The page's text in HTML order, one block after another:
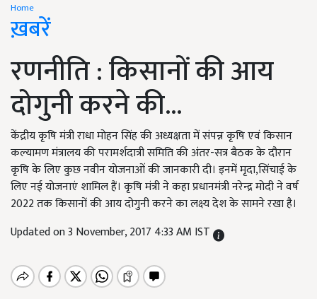
Home
ख़बरें
रणनीति : किसानों की आय
दोगुनी करने की...
केंद्रीय कृषि मंत्री राधा मोहन सिंह की अध्यक्षता में संपन्न कृषि एवं किसान
कल्यामण मंत्रालय की परामर्शदात्री समिति की अंतर-सत्र बैठक के दौरान
कृषि के लिए कुछ नवीन योजनाओं की जानकारी दी। इनमें मृदा,सिंचाई के
लिए नई योजनाएं शामिल हैं। कृषि मंत्री ने कहा प्रधानमंत्री नरेन्द्र मोदी ने वर्ष
2022 तक किसानों की आय दोगुनी करने का लक्ष्य देश के सामने रखा है।
Updated on 3 November, 2017 4:33 AM IST